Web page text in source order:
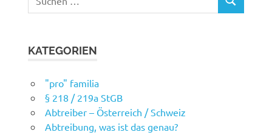
nach:
SUCHEN
KATEGORIEN
"pro" familia
§ 218 / 219a StGB
Abtreiber – Österreich / Schweiz
Abtreibung, was ist das genau?